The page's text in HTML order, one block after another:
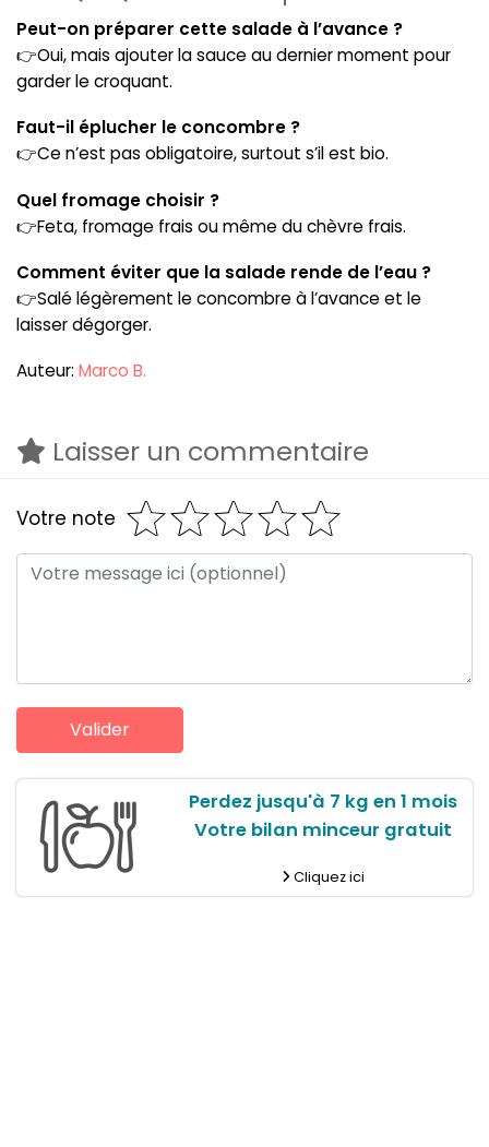
Peut-on préparer cette salade à l’avance ?
👉Oui, mais ajouter la sauce au dernier moment pour
garder le croquant.
Faut-il éplucher le concombre ?
👉Ce n’est pas obligatoire, surtout s’il est bio.
Quel fromage choisir ?
👉Feta, fromage frais ou même du chèvre frais.
Comment éviter que la salade rende de l’eau ?
👉Salé légèrement le concombre à l’avance et le
laisser dégorger.
Auteur: Marco B.
Laisser un commentaire
Votre note
Perdez jusqu'à 7 kg en 1 mois
Votre bilan minceur gratuit
Cliquez ici